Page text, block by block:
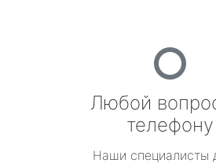
Любой
телефону
Наши специалисты